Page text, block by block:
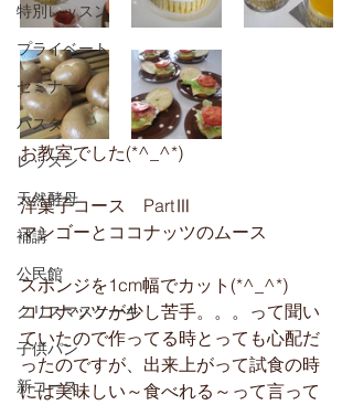
特別レッスン
プライベート
セミナー
パスタ
レッスン
天然酵母
補講
公民館
クリスマスケーキ
子供パン
新コース
お教室でした(*^_^*)
洋菓子コース　PartⅢ
マンゴーとココナッツのムース
スポンジを1cm幅でカット(*^_^*)
ココナッツが少し苦手。。。って聞い
ていたので作ってる時とっても心配だ
ったのですが、出来上がって試食の時
には美味しい～食べれる～って言って